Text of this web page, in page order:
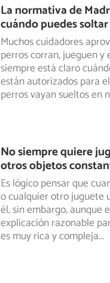
La normativa de
cuándo puedes
Muchos cuidadores
perros corran, jueguen
siempreestá claro
están autorizados para
perros vayan sueltos en
No siempre quiere
otros objetos
Es lógico pensar que
o cualquier otro juguete
él, sin embargo, aunque
explicación razonable
es muy rica y compleja...